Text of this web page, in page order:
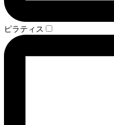
ピラティス